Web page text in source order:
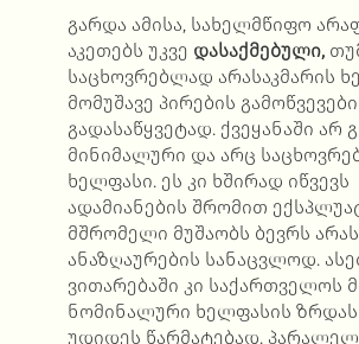
გარდა ამისა, სახელმწიფო
აკეთებს უკვე დასაქმებული,
საცხოვრებლად არასაკმარის
მომუშავე პირების
გადასაწყვეტად. ქვეყანაში არ
მინიმალური და არც
ხელფასი. ეს კი ხშირად იწვევს
ადამიანების შრომით
მშრომელი მუშაობს ბევრს
ანაზღაურების სანაცვლოდ.
ვითარებაში კი საქართველოს
ნომინალური ხელფასის ზრდას
უდიდეს წარმატებად.